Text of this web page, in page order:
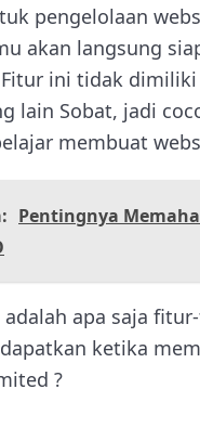
pengelolaan
akan langsung
ini tidak dimiliki
lain Sobat, jadi
membuat
Pentingnya
adalah apa saja
ketika
?